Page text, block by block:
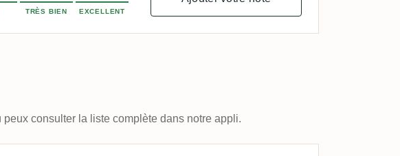
TRÈS BIEN EXCELLENT
consulter la liste complète dans notre appli.